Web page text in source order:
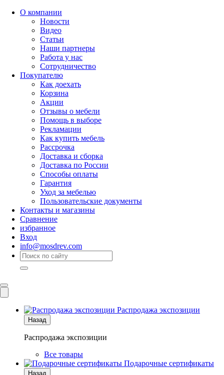
О компании
Новости
Видео
Статьи
Наши партнеры
Работа у нас
Сотрудничество
Покупателю
Как доехать
Корзина
Акции
Отзывы о мебели
Помощь в выборе
Рекламации
Как купить мебель
Рассрочка
Доставка и сборка
Доставка по России
Способы оплаты
Гарантия
Уход за мебелью
Пользовательские документы
Контакты и магазины
Сравнение
избранное
Вход
info@mosdrev.com
Распродажа экспозиции
Назад
Распродажа экспозиции
Все товары
Подарочные сертификаты
Назад